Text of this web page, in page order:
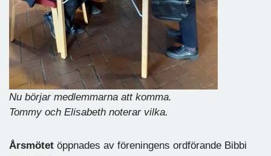
Nu börjar medlemmarna att komma.
Tommy och Elisabeth noterar vilka.
Årsmötet öppnades av föreningens ordförande Bibbi